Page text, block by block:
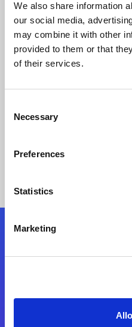
We also share information
our social media,
may combine it with other
provided to them or that
of their services.
Selection
Necessary
Preferences
Statistics
Marketing
Finanz Informatik
Finanz Informatik
Story lesen
Start